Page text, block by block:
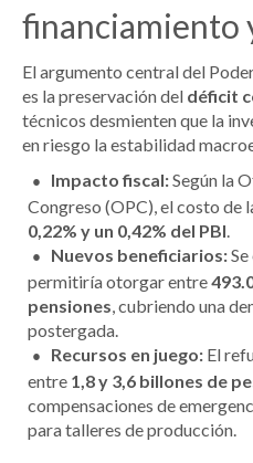
financiamiento
El argumento central del
es la preservación del déficit
técnicos desmienten que la
en riesgo la estabilidad
Impacto fiscal:Según la
Congreso (OPC), el costo de
0,22% y un 0,42% del PBI
Nuevos beneficiarios:
permitiría otorgar entre
pensiones , cubriendo una
postergada.
Recursos en juego: El
entre 1,8 y 3,6 billones de
compensaciones de
para talleres de producción.